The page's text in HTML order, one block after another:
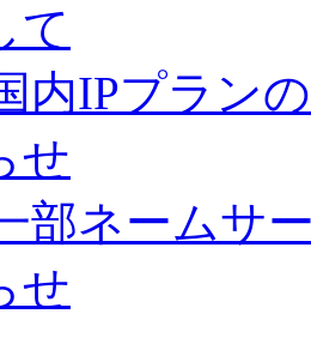
て
内IPプラン
せ
部ネームサ
せ